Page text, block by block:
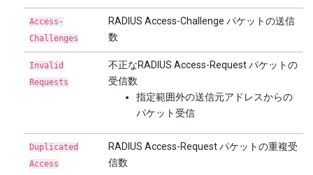
Access-
Challenges
RADIUS Access-Challenge パケットの送信
数
Invalid
Requests
不正なRADIUS Access-Request パケットの
受信数
指定範囲外の送信元アドレスからの
パケット受信
Duplicated
Access
RADIUS Access-Request パケットの重複受
信数